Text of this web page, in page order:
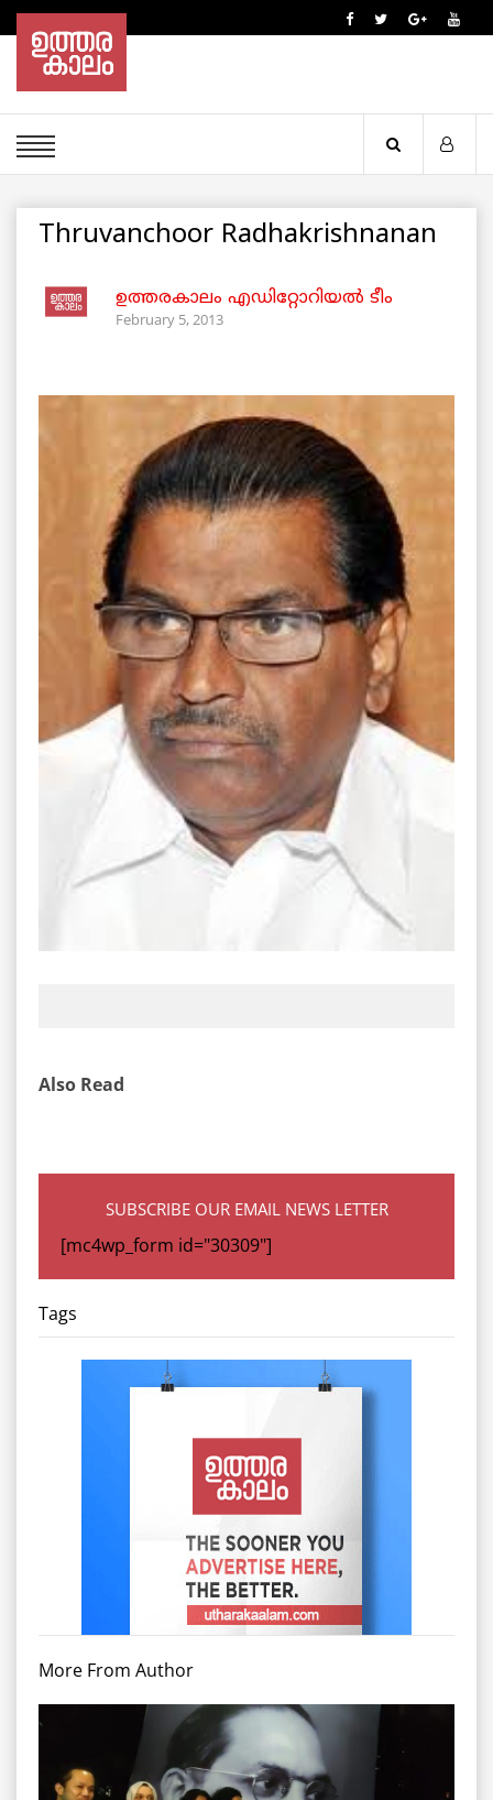
Thruvanchoor Radhakrishnanan
ഉത്തരകാലം എഡിറ്റോറിയല്‍ ടീം
February 5, 2013
Also Read
SUBSCRIBE OUR EMAIL NEWS LETTER
[mc4wp_form id="30309"]
Tags
More From Author